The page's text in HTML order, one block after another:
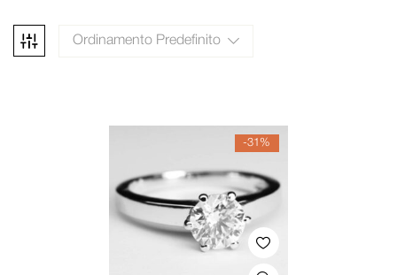
Ordinamento Predefinito
-31%